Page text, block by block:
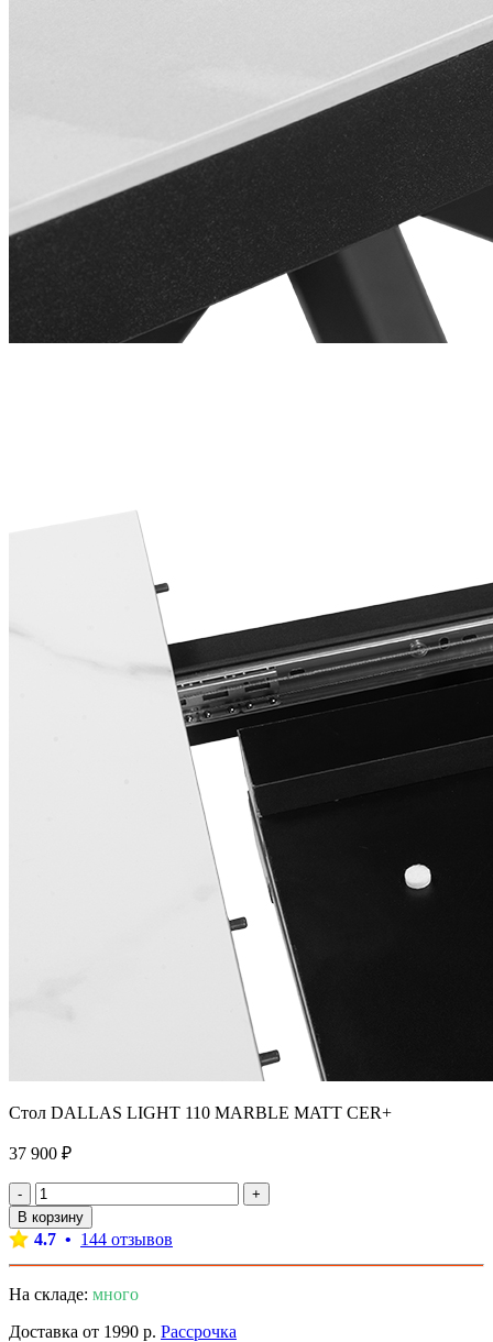
Стол DALLAS LIGHT 110 MARBLE MATT CER+
37 900 ₽
-
+
В корзину
4.7 • 144 отзывов
На складе: много
Доставка от 1990 р. Рассрочка